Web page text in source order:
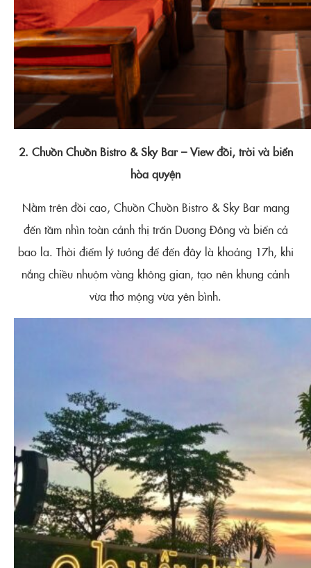
2. Chuồn Chuồn Bistro & Sky Bar – View đồi, trời và biển
hòa quyện
Nằm trên đồi cao, Chuồn Chuồn Bistro & Sky Bar mang
đến tầm nhìn toàn cảnh thị trấn Dương Đông và biển cả
bao la. Thời điểm lý tưởng để đến đây là khoảng 17h, khi
nắng chiều nhuộm vàng không gian, tạo nên khung cảnh
vừa thơ mộng vừa yên bình.